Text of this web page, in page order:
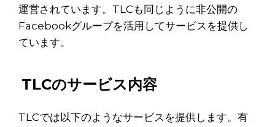
運営されています。TLCも同じように非公開の
Facebookグループを活用してサービスを提供し
ています。
TLCのサービス内容
TLCでは以下のようなサービスを提供します。有